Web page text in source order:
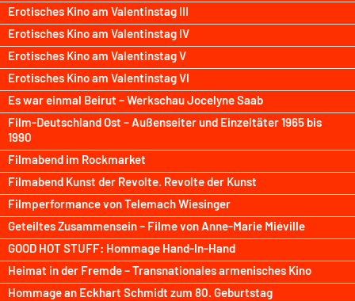
Erotisches Kino am Valentinstag III
Erotisches Kino am Valentinstag IV
Erotisches Kino am Valentinstag V
Erotisches Kino am Valentinstag VI
Es war einmal Beirut – Werkschau Jocelyne Saab
Film-Deutschland Ost – Außenseiter und Einzeltäter 1965 bis
1990
Filmabend im Rockmarket
Filmabend Kunst der Revolte. Revolte der Kunst
Filmperformance von Telemach Wiesinger
Geteiltes Zusammensein – Filme von Anne-Marie Miéville
GOOD HOT STUFF: Hommage Hand-In-Hand
Heimat in der Fremde – Transnationales armenisches Kino
Hommage an Eckhart Schmidt zum 80. Geburtstag